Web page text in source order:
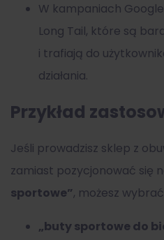
W kampaniach
Long Tail, które są
i trafiają do
działania.
Przykład
Jeśli prowadzisz sklep z
zamiast pozycjonować się
sportowe”, możesz
„buty sportowe do